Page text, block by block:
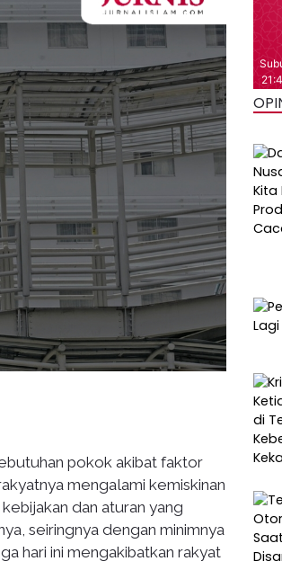
pokok akibat faktor
mengalami kemiskinan
dan aturan yang
seiringnya dengan minimnya
hari ini mengakibatkan rakyat